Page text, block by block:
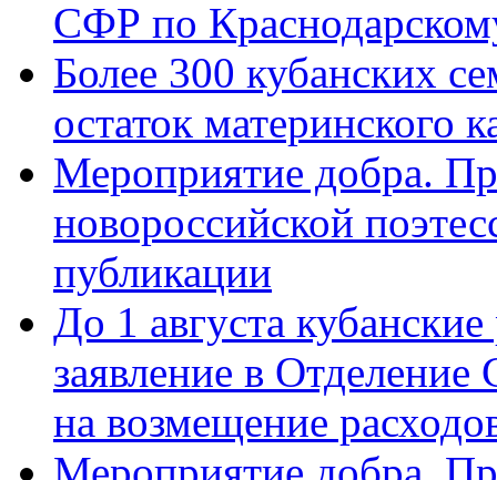
СФР по
Более 300 кубанских
остаток материнского
Мероприятие добра.
новороссийской
публикации
До 1 августа
заявление в
на возмещение